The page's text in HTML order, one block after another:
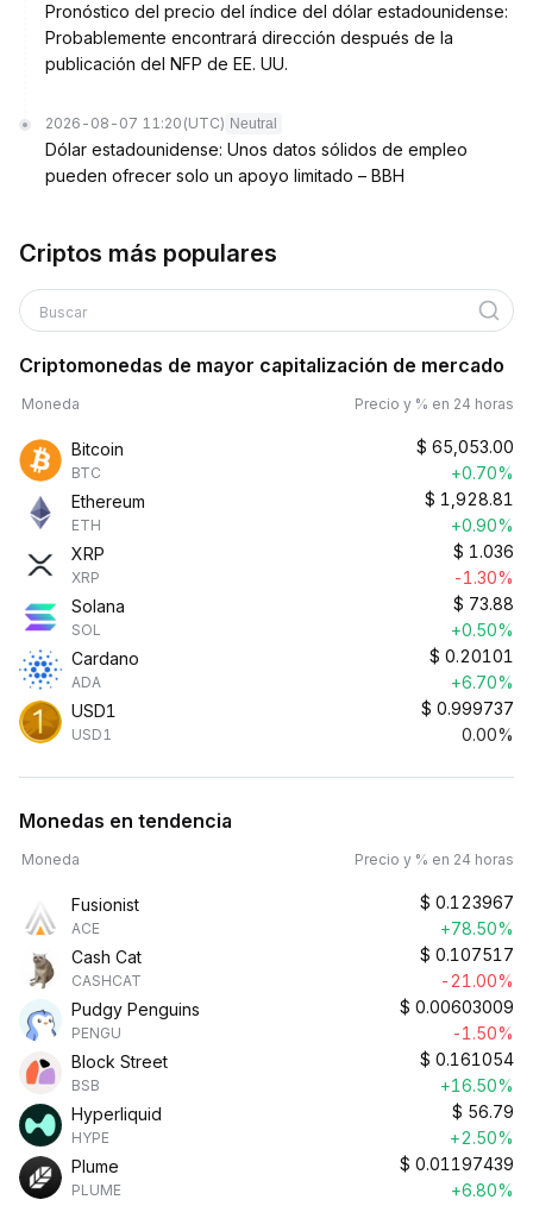
Pronóstico del precio del índice del dólar estadounidense:
Probablemente encontrará dirección después de la
publicación del NFP de EE. UU.
2026-08-07 11:20 (UTC) Neutral
Dólar estadounidense: Unos datos sólidos de empleo
pueden ofrecer solo un apoyo limitado – BBH
Criptos más populares
Buscar
Criptomonedas de mayor capitalización de mercado
Moneda Precio y % en 24 horas
Bitcoin
BTC
$ 65,053.00
+0.70%
Ethereum
ETH
$ 1,928.81
+0.90%
XRP
XRP
$ 1.036
-1.30%
Solana
SOL
$ 73.88
+0.50%
Cardano
ADA
$ 0.20101
+6.70%
USD1
USD1
$ 0.999737
0.00%
Monedas en tendencia
Moneda Precio y % en 24 horas
Fusionist
ACE
$ 0.123967
+78.50%
Cash Cat
CASHCAT
$ 0.107517
-21.00%
Pudgy Penguins
PENGU
$ 0.00603009
-1.50%
Block Street
BSB
$ 0.161054
+16.50%
Hyperliquid
HYPE
$ 56.79
+2.50%
Plume
PLUME
$ 0.01197439
+6.80%